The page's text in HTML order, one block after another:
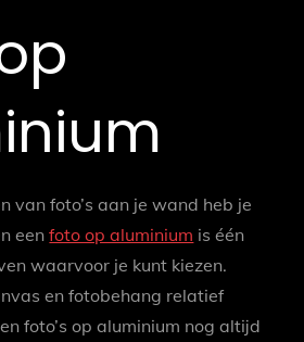
van foto’s aan je wand heb je
eenfoto op aluminium is één
waarvoor je kunt kiezen.
en fotobehang relatief
foto’s op aluminium nog altijd